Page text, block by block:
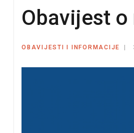
Obavijest o
OBAVIJESTI I INFORMACIJE